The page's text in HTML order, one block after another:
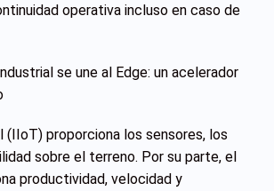
operativa incluso en caso de
se une al Edge: un acelerador
(IIoT) proporciona los sensores, los
sobre el terreno. Por su parte, el
productividad, velocidad y